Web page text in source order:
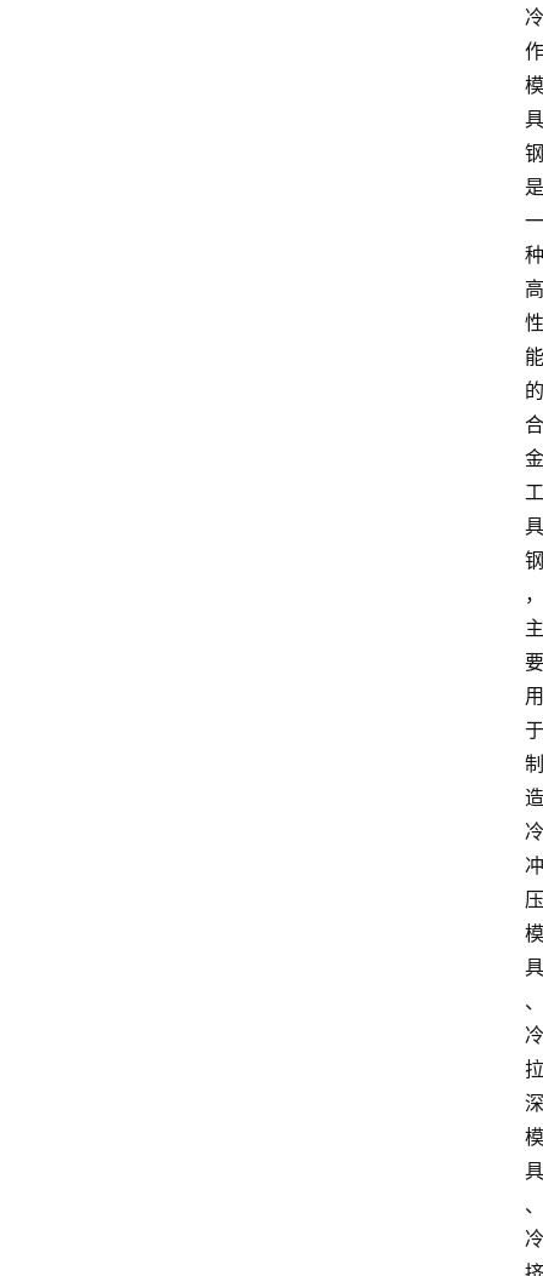
冷
作
模
具
钢
是
一
种
高
性
能
的
合
金
工
具
钢
，
主
要
用
于
制
造
冷
冲
压
模
具
、
冷
拉
深
模
具
、
冷